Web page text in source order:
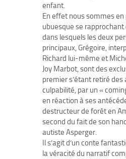
enfant.
En effet nous sommes
ubuesque se rapprochant
dans lesquels les deux
principaux, Grégoire,
Richard lui-même et
Joy Marbot, sont des
premier s’étant retiré
culpabilité, par un «
en réaction à ses
destructeur de forêt en
second du fait de son
autiste Asperger.
Il s’agit d’un conte
la véracité du narratif